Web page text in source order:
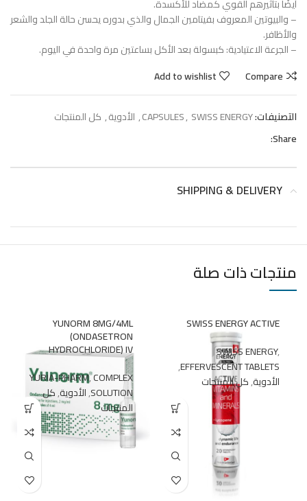
أيضًا بتأثيرهم القوي كمضاد للأكسدة.
– والبيوتين المعروف بفيتامين الجمال والذي بدوره يحسن حالة الجلد والشعر
والأظافر.
– الجرعة الاعتيادية: كبسولة بعد الأكل بساعتين مرة واحدة في اليوم.
Compare
Add to wishlist
التصنيفات: CAPSULES, SWISS ENERGY
, الأدوية, كل المنتجات
Share:
SHIPPING & DELIVERY
منتجات ذات صلة
SWISS ENERGY ACTIVE
SWISS ENERGY,
EFFERVESCENT TABLETS
,
الأدوية,كل المنتجات
YUNORM 8MG/4ML
(ONDASETRON
HYDROCHLORIDE) IV
YURIA-PHARM,COMPLEX
SOLUTION
,الأدوية,كل
المنتجات